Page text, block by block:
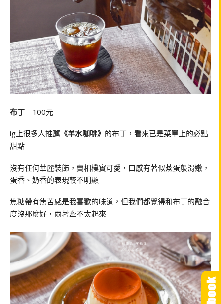
布丁—100元
ig上很多人推薦 《羊水咖啡》 的布丁，看來已是菜單上的必點
甜點
沒有任何華麗裝飾，賣相樸實可愛，口感有著似蒸蛋般滑嫩，
蛋香、奶香的表現較不明顯
焦糖帶有焦苦感是我喜歡的味道，但我們都覺得和布丁的融合
度沒那麼好，兩著牽不太起來